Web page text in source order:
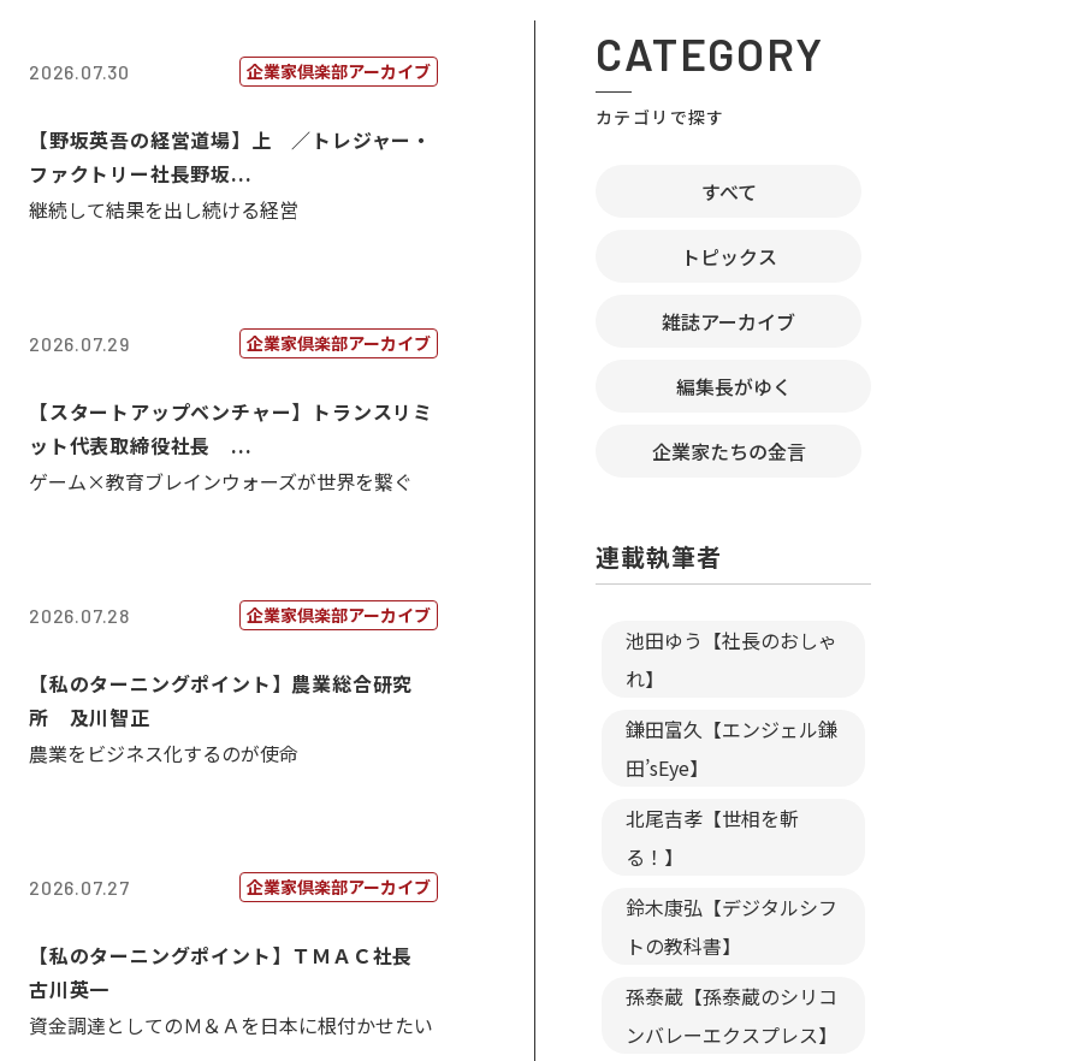
2026.07.30 企業家倶楽部アーカイブ
【野坂英吾の経営道場】上 ／トレジャー・
ファクトリー社長野坂...
継続して結果を出し続ける経営
2026.07.29 企業家倶楽部アーカイブ
【スタートアップベンチャー】トランスリミ
ット代表取締役社長 ...
ゲーム×教育ブレインウォーズが世界を繋ぐ
2026.07.28 企業家倶楽部アーカイブ
【私のターニングポイント】農業総合研究
所 及川智正
農業をビジネス化するのが使命
2026.07.27 企業家倶楽部アーカイブ
【私のターニングポイント】ＴＭＡＣ社長
古川英一
資金調達としてのＭ＆Ａを日本に根付かせたい
CATEGORY
カテゴリで探す
すべて
トピックス
雑誌アーカイブ
編集長がゆく
企業家たちの金言
連載執筆者
池田ゆう【社長のおしゃ
れ】
鎌田富久【エンジェル鎌
田’sEye】
北尾吉孝【世相を斬
る！】
鈴木康弘【デジタルシフ
トの教科書】
孫泰蔵【孫泰蔵のシリコ
ンバレーエクスプレス】